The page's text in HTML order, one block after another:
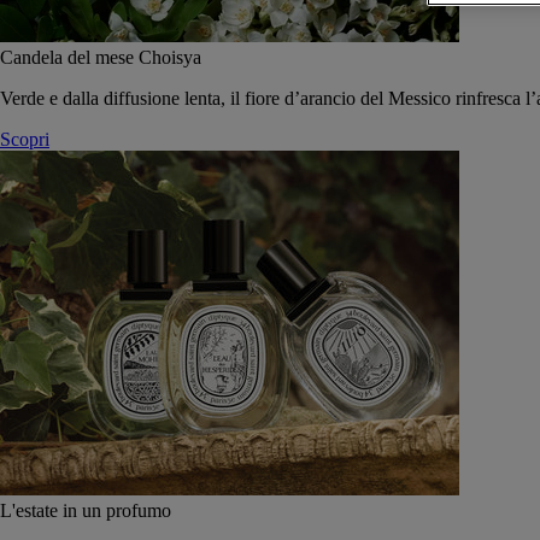
Candela del mese Choisya
Verde e dalla diffusione lenta, il fiore d’arancio del Messico rinfresca
Scopri
L'estate in un profumo